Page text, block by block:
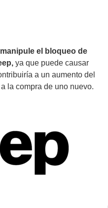
el bloqueo de
ya que puede causar
a un aumento del
la compra de uno nuevo.